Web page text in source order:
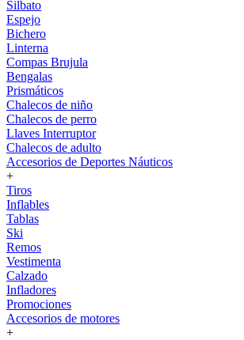
Silbato
Espejo
Bichero
Linterna
Compas Brujula
Bengalas
Prismáticos
Chalecos de niño
Chalecos de perro
Llaves Interruptor
Chalecos de adulto
Accesorios de Deportes Náuticos
+
Tiros
Inflables
Tablas
Ski
Remos
Vestimenta
Calzado
Infladores
Promociones
Accesorios de motores
+